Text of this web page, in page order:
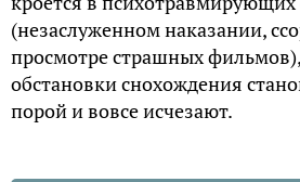
(незаслуженном наказании,
просмотре страшных
обстановки снохождения
порой и вовсе исчезают.